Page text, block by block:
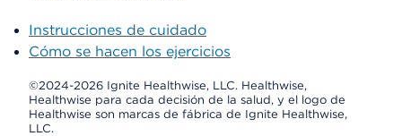
Instrucciones de cuidado
Cómo se hacen los ejercicios
©2024-2026 Ignite Healthwise, LLC. Healthwise,
Healthwise para cada decisión de la salud, y el logo de
Healthwise son marcas de fábrica de Ignite Healthwise,
LLC.